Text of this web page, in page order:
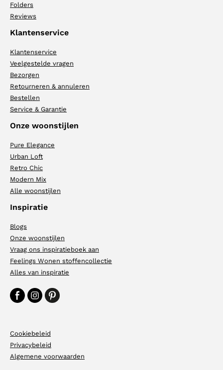
Folders
Reviews
Klantenservice
Klantenservice
Veelgestelde vragen
Bezorgen
Retourneren & annuleren
Bestellen
Service & Garantie
Onze woonstijlen
Pure Elegance
Urban Loft
Retro Chic
Modern Mix
Alle woonstijlen
Inspiratie
Blogs
Onze woonstijlen
Vraag ons inspiratieboek aan
Feelings Wonen stoffencollectie
Alles van inspiratie
Cookiebeleid
Privacybeleid
Algemene voorwaarden